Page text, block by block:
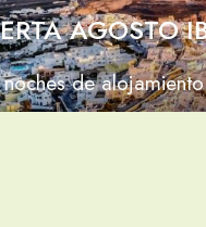
AGOSTO
de alojamiento